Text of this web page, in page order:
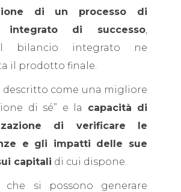
di un processo di
integrato di successo
bilancio integrato ne
il prodotto finale.
descritto come una migliore
di sé” e la capacità di
di verificare le
e gli impatti delle sue
capitali di cui dispone.
che si possono generare